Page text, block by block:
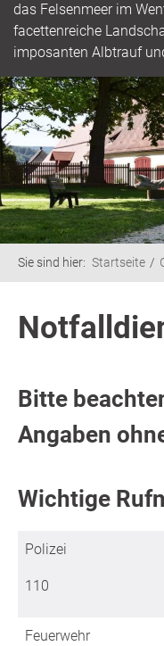
das Felsenmeer im
facettenreiche
imposanten Albtrauf
Sie sind hier: Startseite
Bitte
Angaben
Wichtige
Polizei
110
Feuerwehr